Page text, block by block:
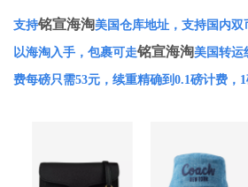
支持铭宣海淘美国仓库地址，支持国内
以海淘入手，包裹可走铭宣海淘美国转运
费每磅只需53元，续重精确到0.1磅计费，1